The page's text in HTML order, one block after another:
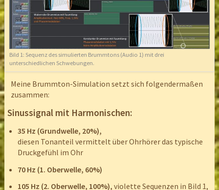
Bild 1: Sequenz des simulierten Brummtons (Audio 1) mit drei
unterschiedlichen Schwebungen.
Meine Brummton-Simulation setzt sich folgendermaßen
zusammen:
Sinussignal mit Harmonischen:
35 Hz (Grundwelle, 20%),
diesen Tonanteil vermittelt über Ohrhörer das typische
Druckgefühl im Ohr
70 Hz (1. Oberwelle, 60%)
105 Hz (2. Oberwelle, 100%), violette Sequenzen in Bild 1,